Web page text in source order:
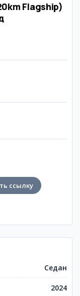
Flagship)
ссылку
Седан
2024